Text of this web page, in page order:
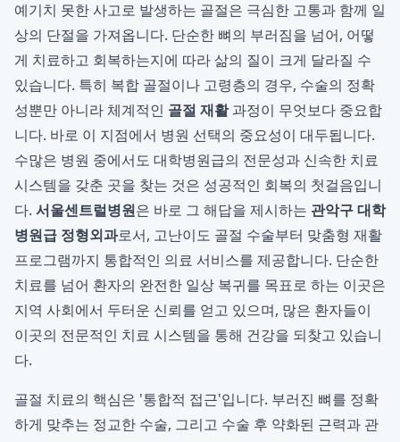
예기치 못한 사고로 발생하는 골절은 극심한 고통과 함께 일
상의 단절을 가져옵니다. 단순한 뼈의 부러짐을 넘어, 어떻
게 치료하고 회복하는지에 따라 삶의 질이 크게 달라질 수
있습니다. 특히 복합 골절이나 고령층의 경우, 수술의 정확
성뿐만 아니라 체계적인 골절 재활과정이 무엇보다 중요합
니다. 바로 이 지점에서 병원 선택의 중요성이 대두됩니다.
수많은 병원 중에서도 대학병원급의 전문성과 신속한 치료
시스템을 갖춘 곳을 찾는 것은 성공적인 회복의 첫걸음입니
다. 서울센트럴병원은 바로 그 해답을 제시하는 관악구 대학
병원급 정형외과로서, 고난이도 골절 수술부터 맞춤형 재활
프로그램까지 통합적인 의료 서비스를 제공합니다. 단순한
치료를 넘어 환자의 완전한 일상 복귀를 목표로 하는 이곳은
지역 사회에서 두터운 신뢰를 얻고 있으며, 많은 환자들이
이곳의 전문적인 치료 시스템을 통해 건강을 되찾고 있습니
다.
골절 치료의 핵심은 '통합적 접근'입니다. 부러진 뼈를 정확
하게 맞추는 정교한 수술, 그리고 수술 후 약화된 근력과 관